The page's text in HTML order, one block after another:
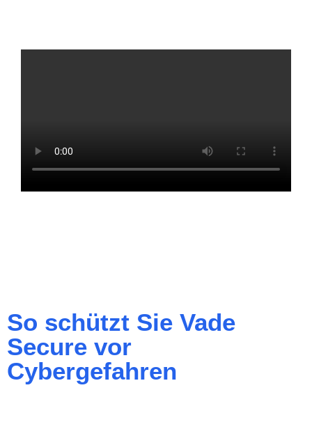
So schützt Sie Vade
Secure vor
Cybergefahren